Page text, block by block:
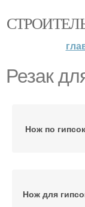
Резак
Нож по
Нож для